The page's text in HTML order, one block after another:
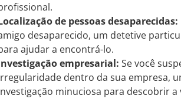
de pessoas desaparecidas:
desaparecido, um detetive
ajudar a encontrá-lo.
empresarial: Se você
dentro da sua empresa,
minuciosa para descobrir a